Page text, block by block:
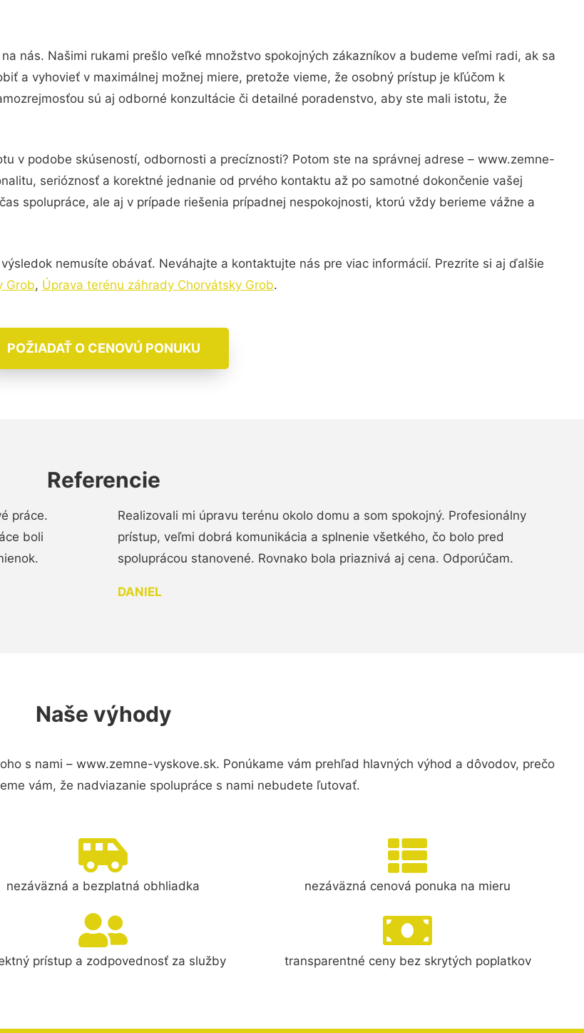
nás. Našimi rukami prešlo veľké množstvo spokojných zákazníkov a budeme veľmi radi, ak sa
a vyhovieť v maximálnej možnej miere, pretože vieme, že osobný prístup je kľúčom k
sú aj odborné konzultácie či detailné poradenstvo, aby ste mali istotu, že
v podobe skúseností, odbornosti a precíznosti? Potom ste na správnej adrese – www.zemne-
serióznosť a korektné jednanie od prvého kontaktu až po samotné dokončenie vašej
spolupráce, ale aj v prípade riešenia prípadnej nespokojnosti, ktorú vždy berieme vážne a
nemusíte obávať. Neváhajte a kontaktujte nás pre viac informácií. Prezrite si aj ďalšie
Grob, Úprava terénu záhrady Chorvátsky Grob.
POŽIADAŤ O CENOVÚ PONUKU
Referencie
práce.
boli
Realizovali mi úpravu terénu okolo domu a som spokojný. Profesionálny
prístup, veľmi dobrá komunikácia a splnenie všetkého, čo bolo pred
spoluprácou stanovené. Rovnako bola priaznivá aj cena. Odporúčam.
DANIEL
Naše výhody
s nami – www.zemne-vyskove.sk. Ponúkame vám prehľad hlavných výhod a dôvodov, prečo
vám, že nadviazanie spolupráce s nami nebudete ľutovať.
nezáväzná a bezplatná obhliadka nezáväzná cenová ponuka na mieru
prístup a zodpovednosť za služby transparentné ceny bez skrytých poplatkov